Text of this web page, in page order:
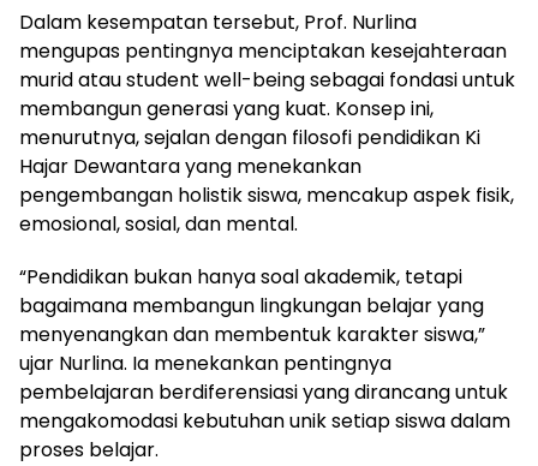
Dalam kesempatan tersebut, Prof. Nurlina
mengupas pentingnya menciptakan kesejahteraan
murid atau student well-being sebagai fondasi untuk
membangun generasi yang kuat. Konsep ini,
menurutnya, sejalan dengan filosofi pendidikan Ki
Hajar Dewantara yang menekankan
pengembangan holistik siswa, mencakup aspek fisik,
emosional, sosial, dan mental.
“Pendidikan bukan hanya soal akademik, tetapi
bagaimana membangun lingkungan belajar yang
menyenangkan dan membentuk karakter siswa,”
ujar Nurlina. Ia menekankan pentingnya
pembelajaran berdiferensiasi yang dirancang untuk
mengakomodasi kebutuhan unik setiap siswa dalam
proses belajar.